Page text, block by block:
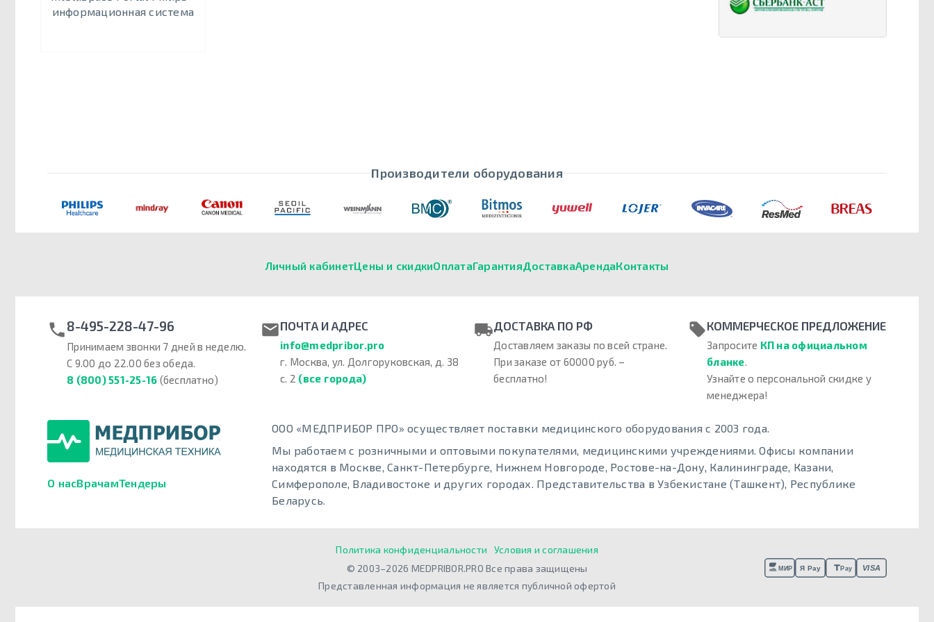
информационная система
Производители оборудования
Личный кабинетЦены и скидкиОплатаГарантияДоставкаАрендаКонтакты
8-495-228-47-96
Принимаем звонки 7 дней в неделю.
С 9.00 до 22.00 без обеда.
8 (800) 551-25-16 (бесплатно)
ПОЧТА И АДРЕС
info@medpribor.pro
г. Москва, ул. Долгоруковская, д. 38
с. 2 (все города)
ДОСТАВКА ПО РФ
Доставляем заказы по всей стране.
При заказе от 60000 руб. –
бесплатно!
КОММЕРЧЕСКОЕ ПРЕДЛОЖЕНИЕ
Запросите КП на официальном
бланке.
Узнайте о персональной скидке у
менеджера!
О насВрачамТендеры
ООО «МЕДПРИБОР ПРО» осуществляет поставки медицинского оборудования с 2003 года.
Мы работаем с розничными и оптовыми покупателями, медицинскими учреждениями. Офисы компании
находятся в Москве, Санкт-Петербурге, Нижнем Новгороде, Ростове-на-Дону, Калининграде, Казани,
Симферополе, Владивостоке и других городах. Представительства в Узбекистане (Ташкент), Республике
Беларусь.
Политика конфиденциальности
Условия и соглашения
© 2003–2026 MEDPRIBOR.PRO Все права защищены
Представленная информация не является публичной офертой
МИР Я Pay Pay VISA